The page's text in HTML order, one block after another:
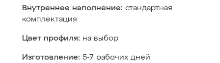
Внутреннее наполнение: стандартная
комплектация
Цвет профиля: на выбор
Изготовление: 5-7 рабочих дней